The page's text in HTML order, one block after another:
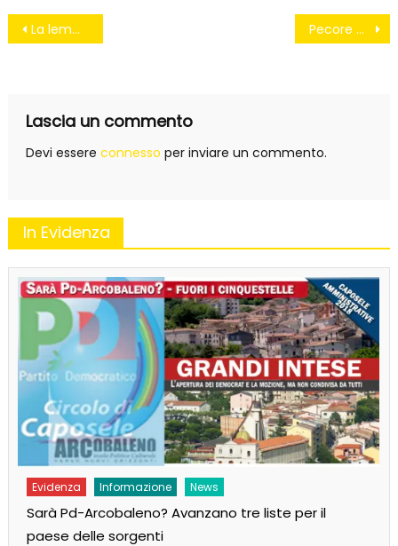
Navigazione
La lemming economy Pecore parlamentari
Lascia un commento
Devi essere connesso per inviare un commento.
In Evidenza
Evidenza Informazione News
Sarà Pd-Arcobaleno? Avanzano tre liste per il
paese delle sorgenti